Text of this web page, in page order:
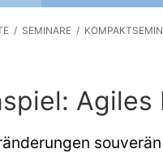
SEMINARE